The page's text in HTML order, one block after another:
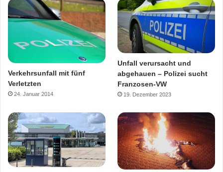
Verkehrsunfall mit fünf
Verletzten
24. Januar 2014
Unfall verursacht und
abgehauen – Polizei sucht
Franzosen-VW
19. Dezember 2023